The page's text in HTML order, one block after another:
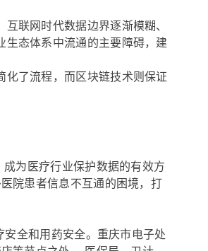
联网时代数据边界逐渐模糊、
生态体系中流通的主要障碍，建
化了流程，而区块链技术则保证
为医疗行业保护数据的有效方
院患者信息不互通的困境，打
全和用药安全。重庆市电子处